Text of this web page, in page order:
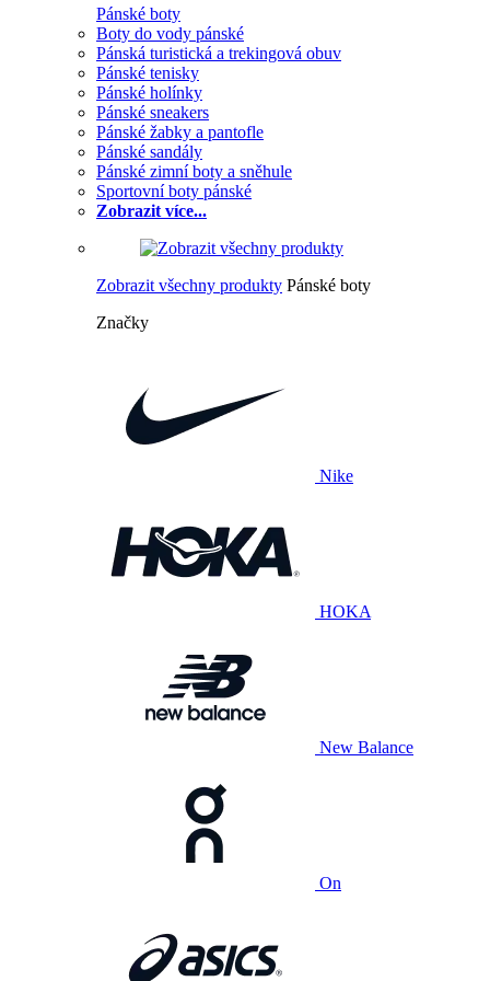
Pánské boty
Boty do vody pánské
Pánská turistická a trekingová obuv
Pánské tenisky
Pánské holínky
Pánské sneakers
Pánské žabky a pantofle
Pánské sandály
Pánské zimní boty a sněhule
Sportovní boty pánské
Zobrazit více...
Zobrazit všechny produkty Pánské boty
Značky
Nike
HOKA
New Balance
On